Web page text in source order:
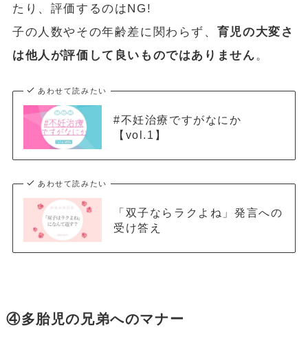
たり、評価するのはNG!
子の人数やその年齢差に関わらず、 育児の大変さ
は他人が評価して良いものではありません。
あわせて読みたい
#不妊治療ですがなにか
【vol.1】
あわせて読みたい
「双子ならラクよね」発言への
受け答え
④多胎児の兄弟へのマナー